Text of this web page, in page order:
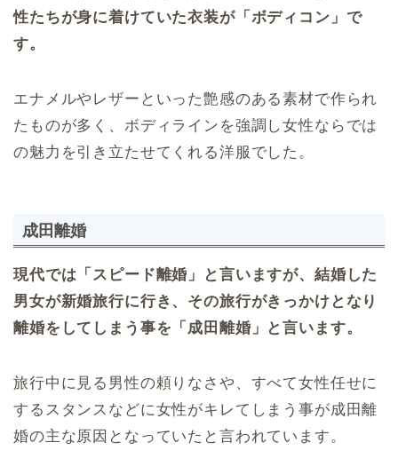
性たちが身に着けていた衣装が「ボディコン」で
す。
エナメルやレザーといった艶感のある素材で作られ
たものが多く、ボディラインを強調し女性ならでは
の魅力を引き立たせてくれる洋服でした。
成田離婚
現代では「スピード離婚」と言いますが、結婚した
男女が新婚旅行に行き、その旅行がきっかけとなり
離婚をしてしまう事を「成田離婚」と言います。
旅行中に見る男性の頼りなさや、すべて女性任せに
するスタンスなどに女性がキレてしまう事が成田離
婚の主な原因となっていたと言われています。